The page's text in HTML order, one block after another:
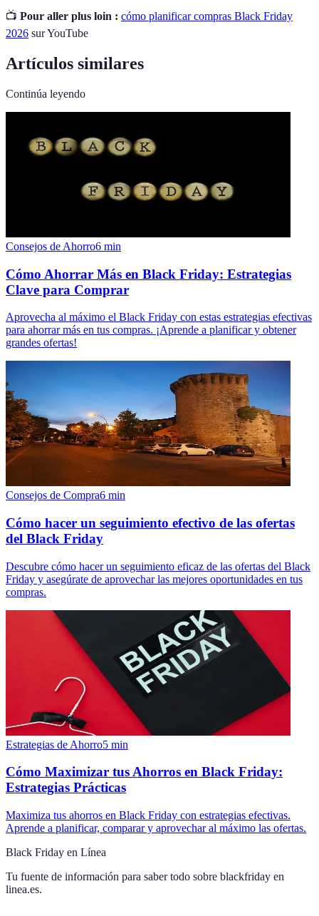
📺 Pour aller plus loin : cómo planificar compras Black Friday
2026 sur YouTube
Artículos similares
Continúa leyendo
Consejos de Ahorro6 min
Cómo Ahorrar Más en Black Friday: Estrategias
Clave para Comprar
Aprovecha al máximo el Black Friday con estas estrategias efectivas
para ahorrar más en tus compras. ¡Aprende a planificar y obtener
grandes ofertas!
Consejos de Compra6 min
Cómo hacer un seguimiento efectivo de las ofertas
del Black Friday
Descubre cómo hacer un seguimiento eficaz de las ofertas del Black
Friday y asegúrate de aprovechar las mejores oportunidades en tus
compras.
Estrategias de Ahorro5 min
Cómo Maximizar tus Ahorros en Black Friday:
Estrategias Prácticas
Maximiza tus ahorros en Black Friday con estrategias efectivas.
Aprende a planificar, comparar y aprovechar al máximo las ofertas.
Black Friday en Línea
Tu fuente de información para saber todo sobre blackfriday en
linea.es.